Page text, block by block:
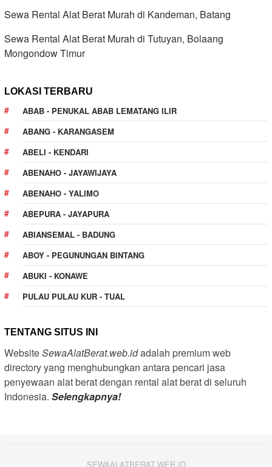
Sewa Rental Alat Berat Murah di Kandeman, Batang
Sewa Rental Alat Berat Murah di Tutuyan, Bolaang
Mongondow Timur
LOKASI TERBARU
ABAB - PENUKAL ABAB LEMATANG ILIR
ABANG - KARANGASEM
ABELI - KENDARI
ABENAHO - JAYAWIJAYA
ABENAHO - YALIMO
ABEPURA - JAYAPURA
ABIANSEMAL - BADUNG
ABOY - PEGUNUNGAN BINTANG
ABUKI - KONAWE
PULAU PULAU KUR - TUAL
TENTANG SITUS INI
WebsiteSewaAlatBerat.web.idadalah premium web
directory yang menghubungkan antara pencari jasa
penyewaan alat berat dengan rental alat berat di seluruh
Indonesia. Selengkapnya!
SEWAALATBERAT.WEB.ID